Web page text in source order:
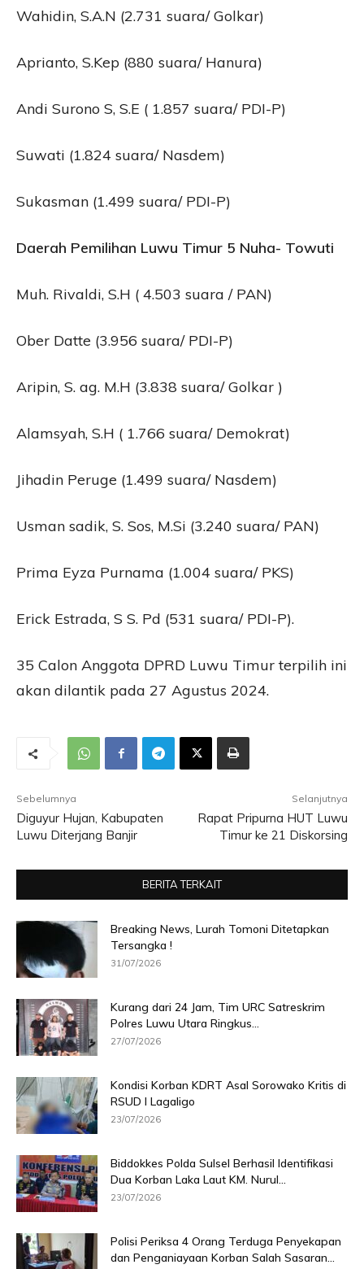
Wahidin, S.A.N (2.731 suara/ Golkar)
Aprianto, S.Kep (880 suara/ Hanura)
Andi Surono S, S.E ( 1.857 suara/ PDI-P)
Suwati (1.824 suara/ Nasdem)
Sukasman (1.499 suara/ PDI-P)
Daerah Pemilihan Luwu Timur 5 Nuha- Towuti
Muh. Rivaldi, S.H ( 4.503 suara / PAN)
Ober Datte (3.956 suara/ PDI-P)
Aripin, S. ag. M.H (3.838 suara/ Golkar )
Alamsyah, S.H ( 1.766 suara/ Demokrat)
Jihadin Peruge (1.499 suara/ Nasdem)
Usman sadik, S. Sos, M.Si (3.240 suara/ PAN)
Prima Eyza Purnama (1.004 suara/ PKS)
Erick Estrada, S S. Pd (531 suara/ PDI-P).
35 Calon Anggota DPRD Luwu Timur terpilih ini
akan dilantik pada 27 Agustus 2024.
Sebelumnya
Diguyur Hujan, Kabupaten
Luwu Diterjang Banjir
Selanjutnya
Rapat Pripurna HUT Luwu
Timur ke 21 Diskorsing
BERITA TERKAIT
Breaking News, Lurah Tomoni Ditetapkan
Tersangka !
31/07/2026
Kurang dari 24 Jam, Tim URC Satreskrim
Polres Luwu Utara Ringkus...
27/07/2026
Kondisi Korban KDRT Asal Sorowako Kritis di
RSUD I Lagaligo
23/07/2026
Biddokkes Polda Sulsel Berhasil Identifikasi
Dua Korban Laka Laut KM. Nurul...
23/07/2026
Polisi Periksa 4 Orang Terduga Penyekapan
dan Penganiayaan Korban Salah Sasaran...